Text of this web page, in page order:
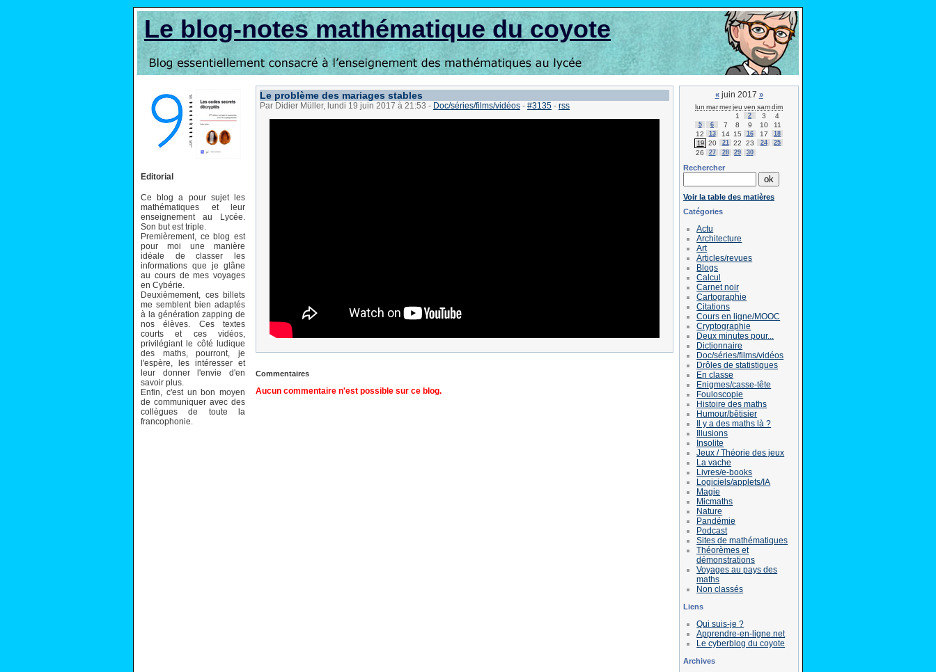
Le blog-notes mathématique du coyote
Editorial
Ce blog a pour sujet les
mathématiques et leur
enseignement au Lycée.
Son but est triple.
Premièrement, ce blog est
pour moi une manière
idéale de classer les
informations que je glâne
au cours de mes voyages
en Cybérie.
Deuxièmement, ces billets
me semblent bien adaptés
à la génération zapping de
nos élèves. Ces textes
courts et ces vidéos,
privilégiant le côté ludique
des maths, pourront, je
l'espère, les intéresser et
leur donner l'envie d'en
savoir plus.
Enfin, c'est un bon moyen
de communiquer avec des
collègues de toute la
francophonie.
Le problème des mariages stables
Par Didier Müller, lundi 19 juin 2017 à 21:53 - Doc/séries/films/vidéos - #3135 - rss
Commentaires
Aucun commentaire n'est possible sur ce blog.
«juin 2017 »
lun marmerjeu ven samdim
1
2 3 4
5 6 7 8 9 10
11
12
13 14 15 16 17
18
19
20 21 22 23 24 25
26 27 28 29 30
Rechercher
Voir la table des matières
Catégories
Actu
Architecture
Art
Articles/revues
Blogs
Calcul
Carnet noir
Cartographie
Citations
Cours en ligne/MOOC
Cryptographie
Deux minutes pour...
Dictionnaire
Doc/séries/films/vidéos
Drôles de statistiques
En classe
Enigmes/casse-tête
Fouloscopie
Histoire des maths
Humour/bêtisier
Il y a des maths là ?
Illusions
Insolite
Jeux / Théorie des jeux
La vache
Livres/e-books
Logiciels/applets/IA
Magie
Micmaths
Nature
Pandémie
Podcast
Sites de mathématiques
Théorèmes et
démonstrations
Voyages au pays des
maths
Non classés
Liens
Qui suis-je ?
Apprendre-en-ligne.net
Le cyberblog du coyote
Archives